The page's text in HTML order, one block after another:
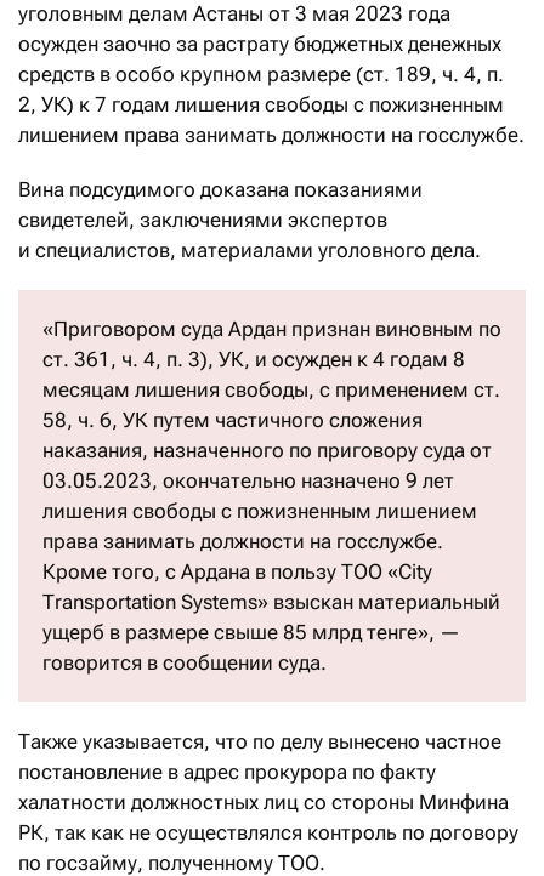
уголовным делам Астаны от 3 мая 2023 года
осужден заочно за растрату бюджетных денежных
средств в особо крупном размере (ст. 189, ч. 4, п.
2, УК) к 7 годам лишения свободы с пожизненным
лишением права занимать должности на госслужбе.
Вина подсудимого доказана показаниями
свидетелей, заключениями экспертов
и специалистов, материалами уголовного дела.
«Приговором суда Ардан признан виновным по
ст. 361, ч. 4, п. 3), УК, и осужден к 4 годам 8
месяцам лишения свободы, с применением ст.
58, ч. 6, УК путем частичного сложения
наказания, назначенного по приговору суда от
03.05.2023, окончательно назначено 9 лет
лишения свободы с пожизненным лишением
права занимать должности на госслужбе.
Кроме того, с Ардана в пользу ТОО «City
Тransportation Systems» взыскан материальный
ущерб в размере свыше 85 млрд тенге», —
говорится в сообщении суда.
Также указывается, что по делу вынесено частное
постановление в адрес прокурора по факту
халатности должностных лиц со стороны Минфина
РК, так как не осуществлялся контроль по договору
по госзайму, полученному ТОО.